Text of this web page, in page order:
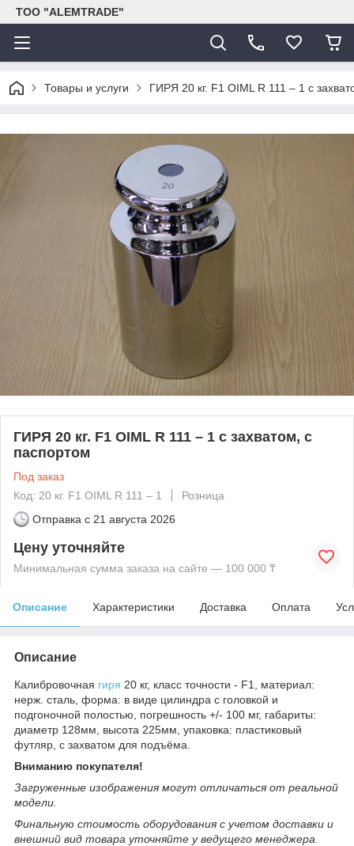
ТОО "ALEMTRADE"
Товары и услуги ГИРЯ 20 кг. F1 OIML R 111 – 1 с
ГИРЯ 20 кг. F1 OIML R 111 – 1 с захватом, с
паспортом
Под заказ
Код: 20 кг. F1 OIML R 111 – 1
Розница
Отправка с 21 августа 2026
Цену уточняйте
Минимальная сумма заказа на сайте — 100 000 ₸
Описание Характеристики Доставка Оплата
Описание
Калибровочная гиря 20 кг, класс точности - F1, материал:
нерж. сталь, форма: в виде цилиндра с головкой и
подгоночной полостью, погрешность +/- 100 мг, габариты:
диаметр 128мм, высота 225мм, упаковка: пластиковый
футляр, с захватом для подъёма.
Вниманию покупателя!
Загруженные изображения могут отличаться от реальной
модели.
Финальную стоимость оборудования с учетом доставки и
внешний вид товара уточняйте у ведущего менеджера.